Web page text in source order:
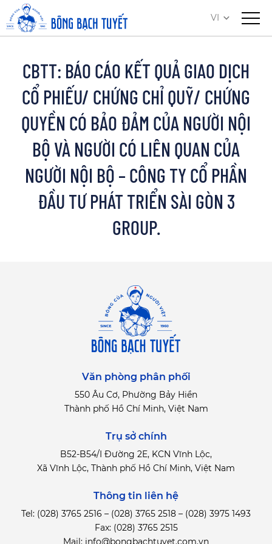
VI
CBTT: BÁO CÁO KẾT QUẢ GIAO DỊCH
CỔ PHIẾU/ CHỨNG CHỈ QUỸ/ CHỨNG
QUYỀN CÓ BẢO ĐẢM CỦA NGƯỜI NỘI
BỘ VÀ NGƯỜI CÓ LIÊN QUAN CỦA
NGƯỜI NỘI BỘ – CÔNG TY CỔ PHẦN
ĐẦU TƯ PHÁT TRIỂN SÀI GÒN 3
GROUP.
Văn phòng phân phối
550 Âu Cơ, Phường Bảy Hiền
Thành phố Hồ Chí Minh, Việt Nam
Trụ sở chính
B52-B54/I Đường 2E, KCN Vĩnh Lộc,
Xã Vĩnh Lộc, Thành phố Hồ Chí Minh, Việt Nam
Thông tin liên hệ
Tel: (028) 3765 2516 – (028) 3765 2518 – (028) 3975 1493
Fax: (028) 3765 2515
Mail: info@bongbachtuyet.com.vn